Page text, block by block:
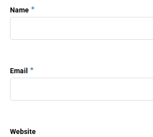
Name *
Email *
Website